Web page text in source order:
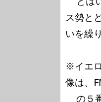
ス勢と
いを繰
※イエ
像は、